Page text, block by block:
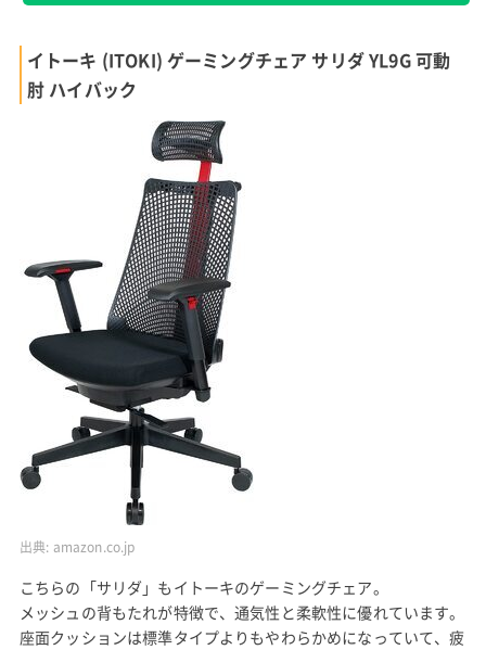
イトーキ (ITOKI) ゲーミングチェア サリダ YL9G 可動
肘 ハイバック
出典: amazon.co.jp
こちらの「サリダ」もイトーキのゲーミングチェア。
メッシュの背もたれが特徴で、通気性と柔軟性に優れています。
座面クッションは標準タイプよりもやわらかめになっていて、疲